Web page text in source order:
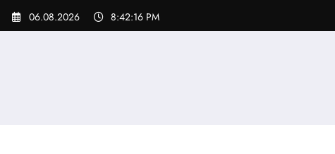
Перейти
06.08.2026 8:42:17 PM